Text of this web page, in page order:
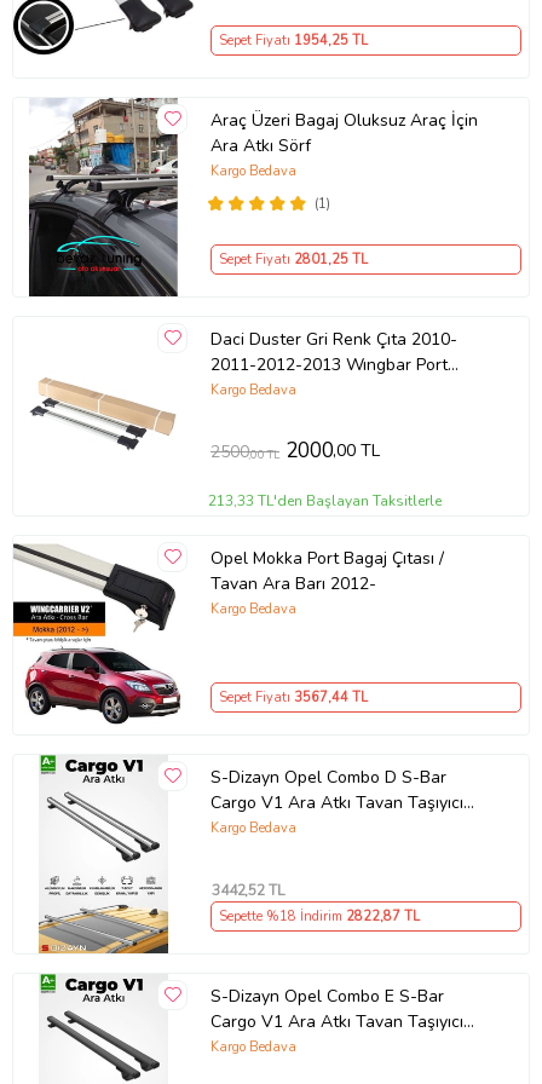
Sepet Fiyatı 1954,25 TL
Araç Üzeri Bagaj Oluksuz Araç İçin
Ara Atkı Sörf
(1)
Kargo Bedava
Sepet Fiyatı 2801,25 TL
Daci Duster Gri Renk Çıta 2010-
2011-2012-2013 Wıngbar Port
Bagaj Ara Atkı Tavan Barı Arabar 2
Kargo Bedava
2500,00 TL 2000,00 TL
213,33 TL'den Başlayan Taksitlerle
Opel Mokka Port Bagaj Çıtası /
Tavan Ara Barı 2012-
Kargo Bedava
Sepet Fiyatı 3567,44 TL
S-Dizayn Opel Combo D S-Bar
Cargo V1 Ara Atkı Tavan Taşıyıcı
Barı Gri 140 Cm 2011-2018 A+
Kargo Bedava
3442,52 TL
Sepette %18 İndirim 2822,87 TL
S-Dizayn Opel Combo E S-Bar
Cargo V1 Ara Atkı Tavan Taşıyıcı
Barı Siyah 140 Cm 2018 Üzeri A+
Kargo Bedava